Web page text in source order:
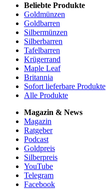
Beliebte Produkte
Goldmünzen
Goldbarren
Silbermünzen
Silberbarren
Tafelbarren
Krügerrand
Maple Leaf
Britannia
Sofort lieferbare Produkte
Alle Produkte
Magazin & News
Magazin
Ratgeber
Podcast
Goldpreis
Silberpreis
YouTube
Telegram
Facebook